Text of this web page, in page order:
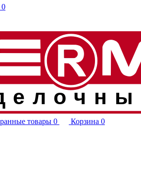
0
товары 0 Корзина 0